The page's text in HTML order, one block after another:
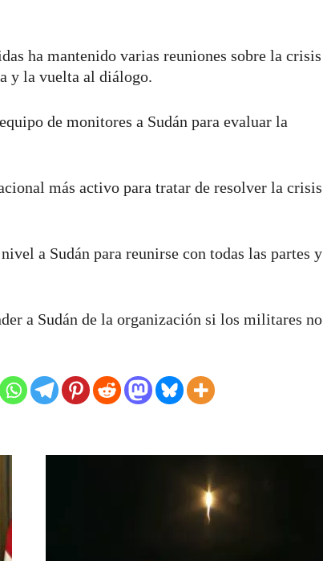
ha mantenido varias reuniones sobre la crisis
y la vuelta al diálogo.
de monitores a Sudán para evaluar la
más activo para tratar de resolver la crisis
a Sudán para reunirse con todas las partes y
a Sudán de la organización si los militares no